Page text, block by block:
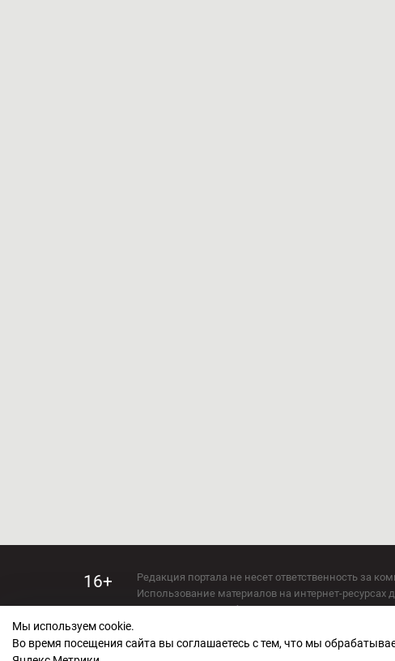
16+
Редакция портала не несет ответственность за
Использование материалов на интернет-ресурсах
Использование любых материалов настоящего
СМИ зарегистрировано Федеральной службой по
Мы используем cookie.
Во время посещения сайта вы соглашаетесь с тем, что мы